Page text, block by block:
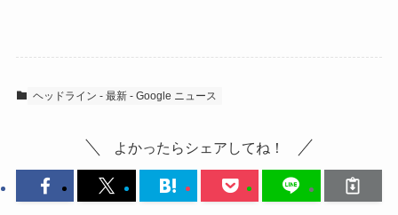
ヘッドライン - 最新 - Google ニュース
よかったらシェアしてね！